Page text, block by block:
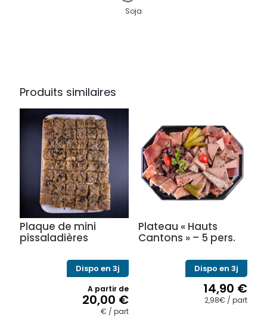
Soja
Produits similaires
Plaque de mini
pissaladières
Dispo en 3j
A partir de
20,00 €
€ / part
Plateau « Hauts
Cantons » – 5 pers.
Dispo en 3j
14,90 €
2,98€ / part